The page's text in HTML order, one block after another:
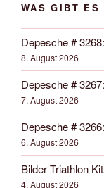
WAS GIBT ES
Depesche #
8. August 2026
Depesche #
7. August 2026
Depesche #
6. August 2026
Bilder Triathlon
4. August 2026